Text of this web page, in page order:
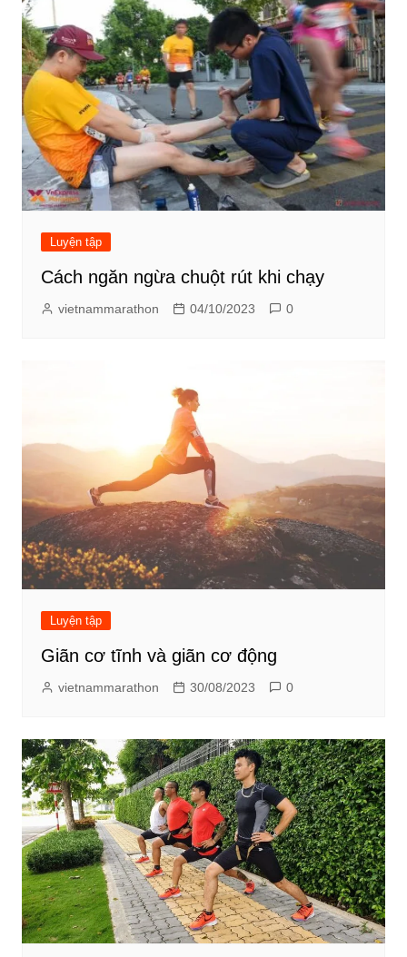
Luyện tập
Cách ngăn ngừa chuột rút khi chạy
vietnammarathon 04/10/2023 0
Luyện tập
Giãn cơ tĩnh và giãn cơ động
vietnammarathon 30/08/2023 0